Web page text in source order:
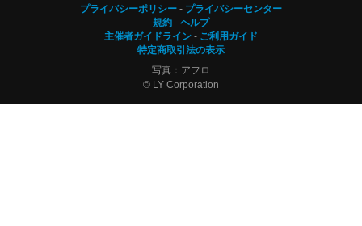
プライバシーポリシー
プライバシーセンター
規約
ヘルプ
主催者ガイドライン
ご利用ガイド
特定商取引法の表示
写真：アフロ
© LY Corporation